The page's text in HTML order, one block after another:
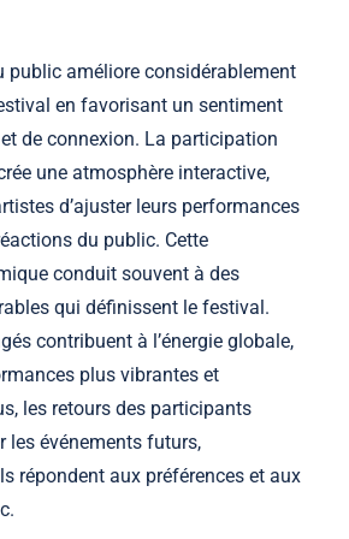
public améliore considérablement
en favorisant un sentiment
de connexion. La participation
une atmosphère interactive,
d’ajuster leurs performances
du public. Cette
conduit souvent à des
qui définissent le festival.
contribuent à l’énergie globale,
plus vibrantes et
les retours des participants
les événements futurs,
répondent aux préférences et aux